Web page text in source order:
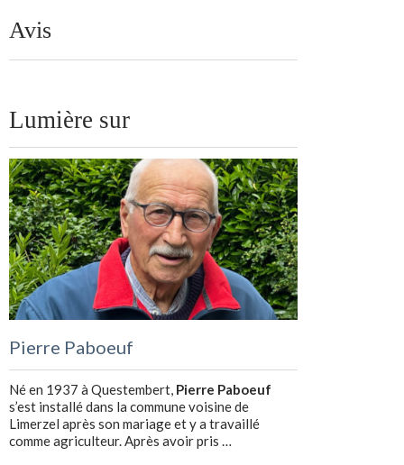
Avis
Lumière sur
Pierre Paboeuf
Né en 1937 à Questembert, Pierre Paboeuf
s’est installé dans la commune voisine de
Limerzel après son mariage et y a travaillé
comme agriculteur. Après avoir pris …